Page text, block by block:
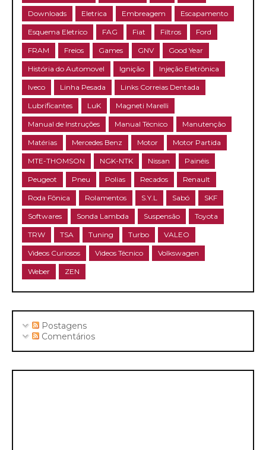
Downloads Eletrica Embreagem Escapamento
Esquema Eletrico FAG Fiat Filtros Ford
FRAM Freios Games GNV Good Year
História do Automovel Ignição Injeção Eletrônica
Iveco Linha Pesada Links Correias Dentada
Lubrificantes LuK Magneti Marelli
Manual de Instruções Manual Técnico Manutenção
Matérias Mercedes Benz Motor Motor Partida
MTE-THOMSON NGK-NTK Nissan Painéis
Peugeot Pneu Polias Recados Renault
Roda Fônica Rolamentos S.Y.L Sabó SKF
Softwares Sonda Lambda Suspensão Toyota
TRW TSA Tuning Turbo VALEO
Videos Curiosos Videos Técnico Volkswagen
Weber ZEN
Postagens
Comentários